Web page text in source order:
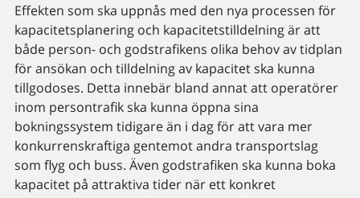
Effekten som ska uppnås med den nya processen för
kapacitetsplanering och kapacitetstilldelning är att
både person- och godstrafikens olika behov av tidplan
för ansökan och tilldelning av kapacitet ska kunna
tillgodoses. Detta innebär bland annat att operatörer
inom persontrafik ska kunna öppna sina
bokningssystem tidigare än i dag för att vara mer
konkurrenskraftiga gentemot andra transportslag
som flyg och buss. Även godstrafiken ska kunna boka
kapacitet på attraktiva tider när ett konkret